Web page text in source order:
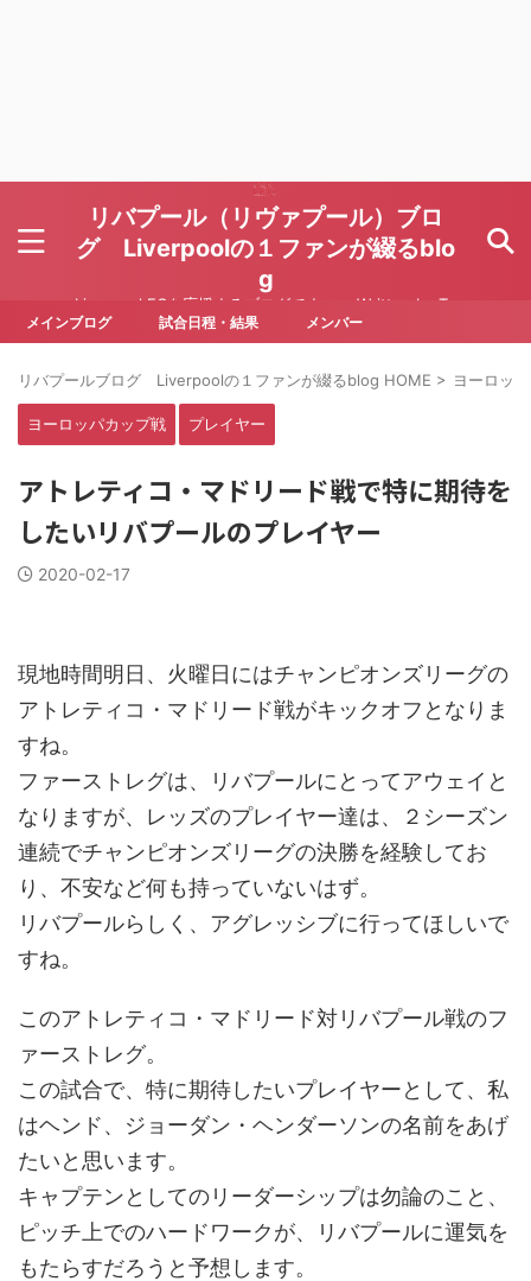
リバプール（リヴァプール）ブロ
グ Liverpoolの１ファンが綴るblo
g
Liverpool FCを応援するブログです Written by To
ru Yoda
メインブログ 試合日程・結果 メンバー
リバプールブログ Liverpoolの１ファンが綴るblog HOME > ヨーロッ
ヨーロッパカップ戦 プレイヤー
アトレティコ・マドリード戦で特に期待を
したいリバプールのプレイヤー
2020-02-17
現地時間明日、火曜日にはチャンピオンズリーグの
アトレティコ・マドリード戦がキックオフとなりま
すね。
ファーストレグは、リバプールにとってアウェイと
なりますが、レッズのプレイヤー達は、２シーズン
連続でチャンピオンズリーグの決勝を経験してお
り、不安など何も持っていないはず。
リバプールらしく、アグレッシブに行ってほしいで
すね。
このアトレティコ・マドリード対リバプール戦のフ
ァーストレグ。
この試合で、特に期待したいプレイヤーとして、私
はヘンド、ジョーダン・ヘンダーソンの名前をあげ
たいと思います。
キャプテンとしてのリーダーシップは勿論のこと、
ピッチ上でのハードワークが、リバプールに運気を
もたらすだろうと予想します。